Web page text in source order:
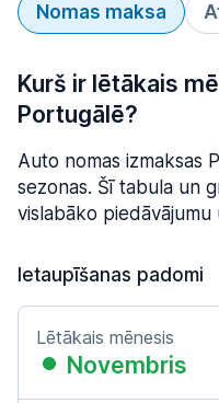
Nomas maksa
Kurš ir lētākais
Portugālē?
Auto nomas izmaksas
sezonas. Šī tabula un
vislabāko
Ietaupīšanas padomi
Lētākais mēnesis
Novembris